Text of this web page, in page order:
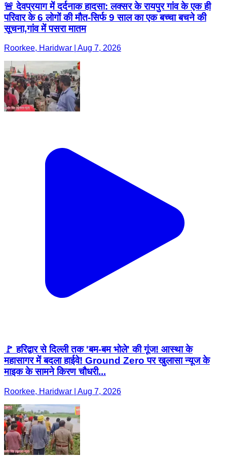
🚨 देवप्रयाग में दर्दनाक हादसा: लक्सर के रायपुर गांव के एक ही
परिवार के 6 लोगों की मौत-सिर्फ 9 साल का एक बच्चा बचने की
सूचना,गांव में पसरा मातम
Roorkee, Haridwar | Aug 7, 2026
🚩 हरिद्वार से दिल्ली तक 'बम-बम भोले' की गूंज! आस्था के
महासागर में बदला हाईवे! Ground Zero पर खुलासा न्यूज के
माइक के सामने किरण चौधरी...
Roorkee, Haridwar | Aug 7, 2026